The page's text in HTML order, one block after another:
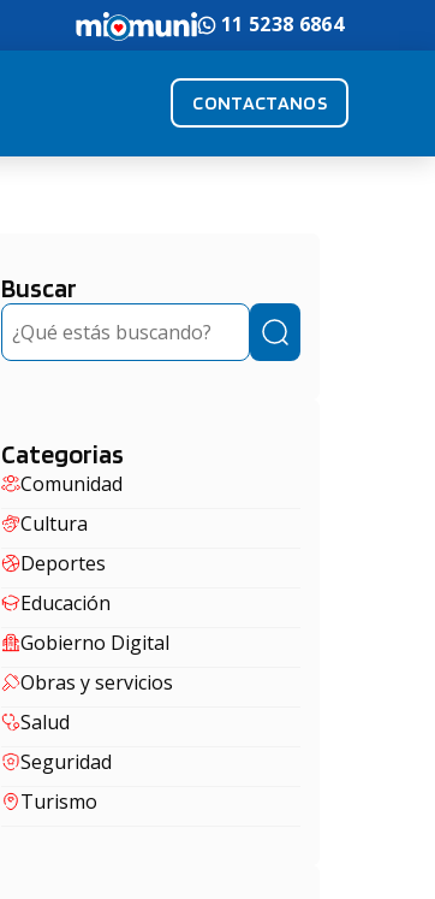
11 5238 6864
CONTACTANOS
Buscar
Buscar
Categorias
Comunidad
Cultura
Deportes
Educación
Gobierno Digital
Obras y servicios
Salud
Seguridad
Turismo